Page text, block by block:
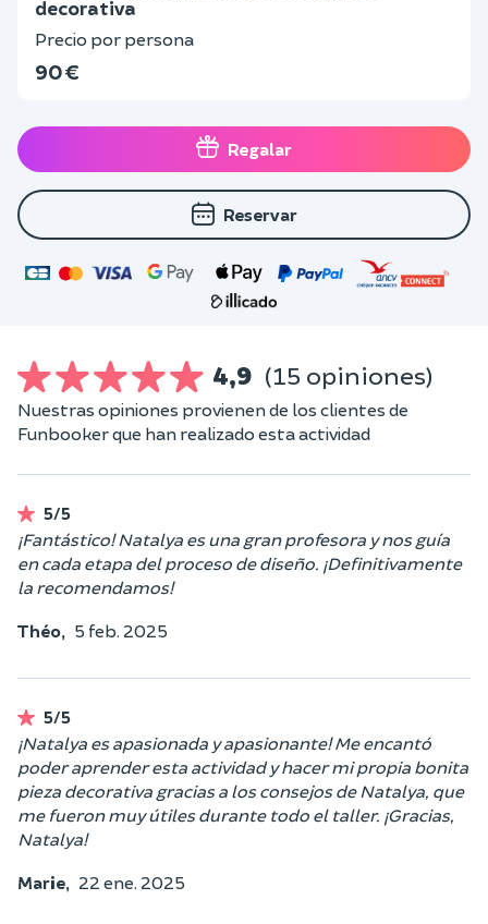
decorativa
Precio por persona
90 €
Regalar
Reservar
4,9 (15 opiniones)
Nuestras opiniones provienen de los clientes de
Funbooker que han realizado esta actividad
5/5
¡Fantástico! Natalya es una gran profesora y nos guía
en cada etapa del proceso de diseño. ¡Definitivamente
la recomendamos!
Théo, 5 feb. 2025
5/5
¡Natalya es apasionada y apasionante! Me encantó
poder aprender esta actividad y hacer mi propia bonita
pieza decorativa gracias a los consejos de Natalya, que
me fueron muy útiles durante todo el taller. ¡Gracias,
Natalya!
Marie, 22 ene. 2025